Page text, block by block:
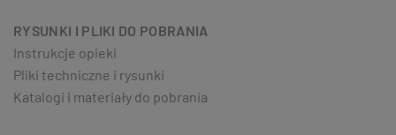
RYSUNKI I PLIKI DO POBRANIA
Instrukcje opieki
Pliki techniczne i rysunki
Katalogi i materiały do pobrania